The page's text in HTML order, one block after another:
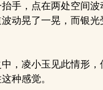
手，点在两处空间波
动晃了一晃，而银
，凌小玉见此情形，
种感觉。